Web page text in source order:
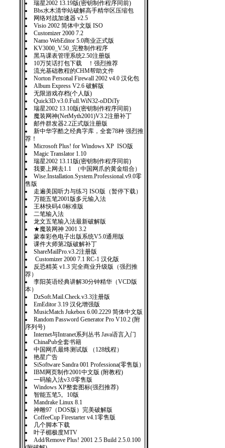
瑞星2002 13.19版(密钥制作程序同前)
Bbs水木清华站破解高手精华区压缩包
网络对战加速器 v2.5
Visio 2002 简体中文版 ISO
Customizer 2000 7.2
Namo WebEditor 5.0商业正式版
KV3000_V.50_完整制作程序
黑马课表管理系统2.50注册版
10万笑话打包下载 ！强烈推荐
流光基础教程的CHM帮助文件
Norton Personal Firewall 2002 v4.0 汉化包
Album Express V2.6 破解版
无限游戏存档(个人版)
Quick3D.v3.0.Full.WiN32-oDDiTy
瑞星2002 13.10版(密钥制作程序同前)
魔装网神(NetMyth2001)V3.2注册补丁
邮件群发器2.2正式版注册版
新中华字酷之经典字库，全套78种 强烈推
荐！
Microsoft Plus! for Windows XP ISO版
Magic Translator 1.10
瑞星2002 13.11版(密钥制作程序同前)
我要上网去1.1 （中国网爪的黄金组合）
Wise.Installation.System.Professional.v9.0零
售版
走遍美国听力与练习 ISO版（暂停下载）
万能五笔2001版多元输入法
王林快码4.0标准版
二笔输入法
龙文五笔输入法最新破解版
★魔装网神 2001 3.2
蒙泰彩色电子出版系统V5.0通用版
课件大师第2版破解补丁
ShareMailPro.v3.2注册版
Customizer 2000 7.1 RC-1 汉化版
反恐精英 v1.3 完全商业升级版（强烈推
荐）
李阳英语经典讲解30分钟精华（VCD版
本）
DzSoft.Mail.Check.v3.3注册版
EmEditor 3.19 汉化增强版
MusicMatch Jukebox 6.00.2229 简体中文版
Random Password Generator Pro V10.2 (附
序列号)
Internet与Intranet系列丛书 Java语言入门
ChinaPub全套书籍
中国网爪最终测试版 （128线程）
艳星广告
SiSoftware Sandra 001 Professiona(零售版）
IBM网页制作2001中文版 (附教程)
一码输入法v3.0零售版
Windows XP整套图标(强烈推荐)
智能五笔5。10版
Mandrake Linux 8.1
神雕97（DOS版）完美破解版
CoffeeCup Firestarter v4.1零售版
几个脚本下载
叶子楣极度MTV
Add/Remove Plus! 2001 2.5 Build 2.5.0.100